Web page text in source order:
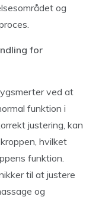
og
for
ved at
funktion i
justering, kan
hvilket
funktion.
til at justere
og